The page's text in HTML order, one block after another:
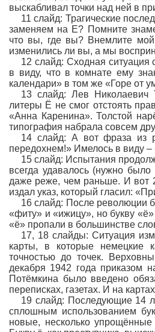
выскабливал точки над ней в
11 слайд: Трагические
заменяем на Е? Помните
что вы, где вы? Внемлите
изменились ли вы, а мы
12 слайд: Сходная
в виду, что в комнате ему
календари» в том же «Горе от
13 слайд: Лев Николаевич
литеры Ё не смог отстоять
«Анна Каренина». Толстой
типография набрала совсем
14 слайд: А вот фраза из
передохнем!» Имелось в виду –
15 слайд: Испытания
всегда удавалось (нужно было
даже реже, чем раньше. И вот
издал указ, который гласил:
16 слайд: После революции
«фиту» и «ижицу», но букву
«ё» пропали в большинстве
17, 18 слайды: Ситуация
карты, в которые немецкие
точностью до точек.
декабря 1942 года приказом
Потёмкина было введено
переписках, газетах. И на
19 слайд: Последующие 14
сплошным использованием
новые, несколько